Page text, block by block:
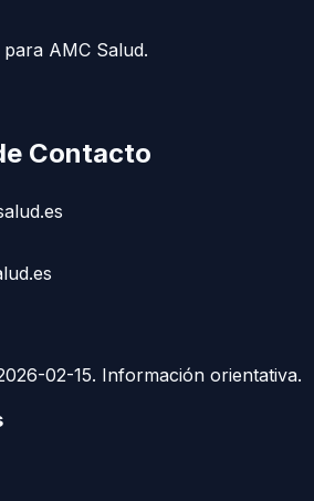
para AMC Salud.
Contacto
02-15. Información orientativa.